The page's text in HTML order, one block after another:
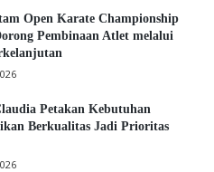
Open Karate Championship
Pembinaan Atlet melalui
Petakan Kebutuhan
Berkualitas Jadi Prioritas